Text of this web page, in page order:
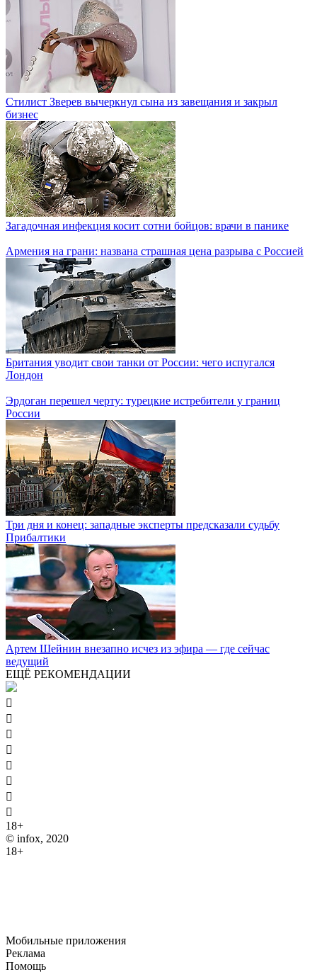
Стилист Зверев вычеркнул сына из завещания и закрыл
бизнес
Загадочная инфекция косит сотни бойцов: врачи в панике
Армения на грани: названа страшная цена разрыва с Россией
Британия уводит свои танки от России: чего испугался
Лондон
Эрдоган перешел черту: турецкие истребители у границ
России
Три дня и конец: западные эксперты предсказали судьбу
Прибалтики
Артем Шейнин внезапно исчез из эфира — где сейчас
ведущий
ЕЩЁ РЕКОМЕНДАЦИИ








18+
© infox, 2020
18+
Мобильные приложения
Реклама
Помощь